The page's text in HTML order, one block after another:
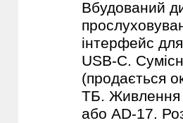
Вбудований
інтерфейс
USB-C.
(продається
ТБ. Живлення
або AD-17.